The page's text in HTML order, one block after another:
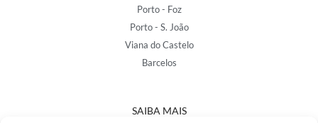
Porto - Foz
Porto - S. João
Viana do Castelo
Barcelos
SAIBA MAIS